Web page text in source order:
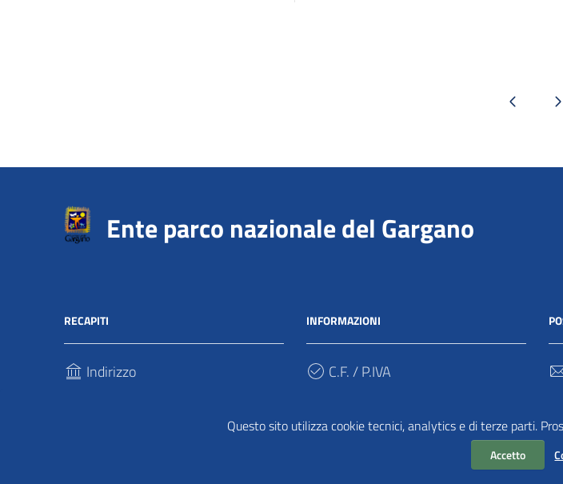
Questo sito utilizza cookie tecnici, analytics e di terze parti.
Accetto
Pagina precedente
Pagina
Ente parco nazionale del Gargano
RECAPITI
Indirizzo
71037, Monte Sant'Angelo (Fg)
INFORMAZIONI
C.F. / P.IVA
Cod. Univoco